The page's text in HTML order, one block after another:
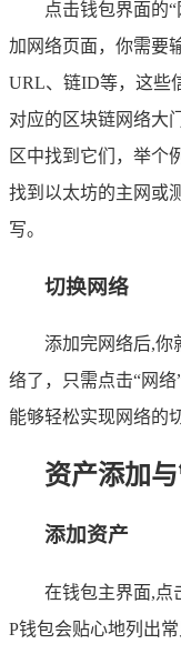
点击钱包界面的
加网络页面，你需要
URL、链ID等，这些
对应的区块链网络大
区中找到它们，举个
找到以太坊的主网或
写。
切换网络
添加完网络后,你
络了，只需点击“网
能够轻松实现网络的
资产添加
添加资产
在钱包主界面,点
P钱包会贴心地列出